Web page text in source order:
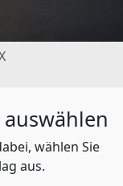
auswählen
wählen Sie
aus.